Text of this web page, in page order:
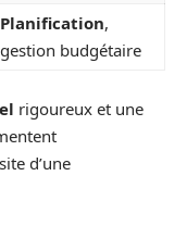
Planification,
gestion budgétaire
rigoureux et une
d’une